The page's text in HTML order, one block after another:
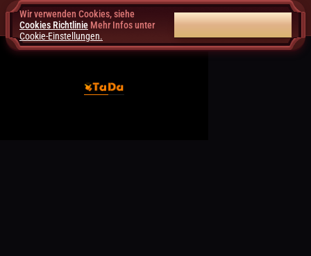
Wir verwenden Cookies, siehe
Cookies Richtlinie Mehr Infos unter
Cookie-Einstellungen.
ALLES AKZEPTIEREN